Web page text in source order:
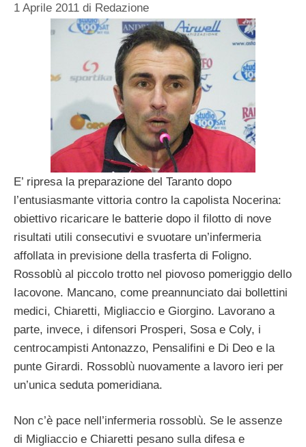
1 Aprile 2011 di Redazione
E’ ripresa la preparazione del Taranto dopo
l’entusiasmante vittoria contro la capolista Nocerina:
obiettivo ricaricare le batterie dopo il filotto di nove
risultati utili consecutivi e svuotare un’infermeria
affollata in previsione della trasferta di Foligno.
Rossoblù al piccolo trotto nel piovoso pomeriggio dello
Iacovone. Mancano, come preannunciato dai bollettini
medici, Chiaretti, Migliaccio e Giorgino. Lavorano a
parte, invece, i difensori Prosperi, Sosa e Coly, i
centrocampisti Antonazzo, Pensalifini e Di Deo e la
punte Girardi. Rossoblù nuovamente a lavoro ieri per
un’unica seduta pomeridiana.
Non c’è pace nell’infermeria rossoblù. Se le assenze
di Migliaccio e Chiaretti pesano sulla difesa e